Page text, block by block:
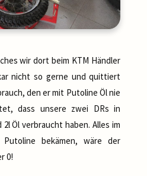
wir dort beim KTM Händler
nicht so gerne und quittiert
den er mit Putoline Öl nie
dass unsere zwei DRs in
2l Öl verbraucht haben. Alles im
bekämen, wäre der
0!